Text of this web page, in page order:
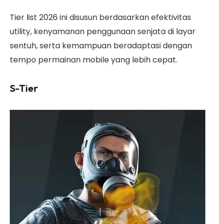
Tier list 2026 ini disusun berdasarkan efektivitas
utility, kenyamanan penggunaan senjata di layar
sentuh, serta kemampuan beradaptasi dengan
tempo permainan mobile yang lebih cepat.
S-Tier